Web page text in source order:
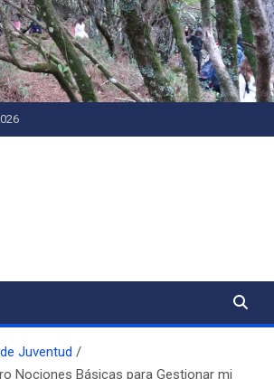
Juventud
Nociones Básicas para Gestionar mi